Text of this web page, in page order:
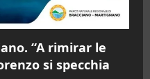
“A rimirar le
si specchia